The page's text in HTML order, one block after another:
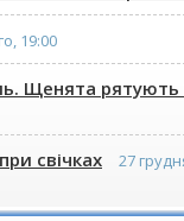
19:00
Щенята рятують
свічках 27